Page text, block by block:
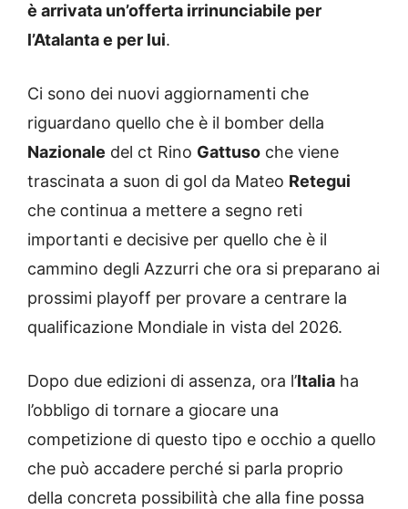
è arrivata un’offerta irrinunciabile per
l’Atalanta e per lui.
Ci sono dei nuovi aggiornamenti che
riguardano quello che è il bomber della
Nazionale del ct Rino Gattuso che viene
trascinata a suon di gol da Mateo Retegui
che continua a mettere a segno reti
importanti e decisive per quello che è il
cammino degli Azzurri che ora si preparano ai
prossimi playoff per provare a centrare la
qualificazione Mondiale in vista del 2026.
Dopo due edizioni di assenza, ora l’Italia ha
l’obbligo di tornare a giocare una
competizione di questo tipo e occhio a quello
che può accadere perché si parla proprio
della concreta possibilità che alla fine possa